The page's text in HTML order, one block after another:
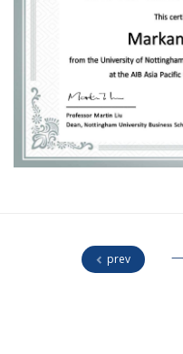
prev